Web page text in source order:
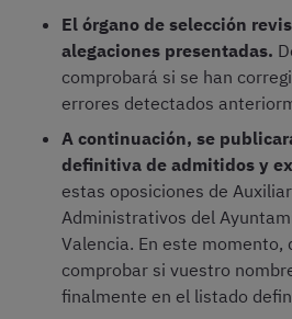
El órgano de selección
alegaciones presentadas.
comprobará si se han
errores detectados
A continuación, se
definitiva de admitidos y
estas oposiciones de
Administrativos del
Valencia. En este momento,
comprobar si vuestro
finalmente en el listado